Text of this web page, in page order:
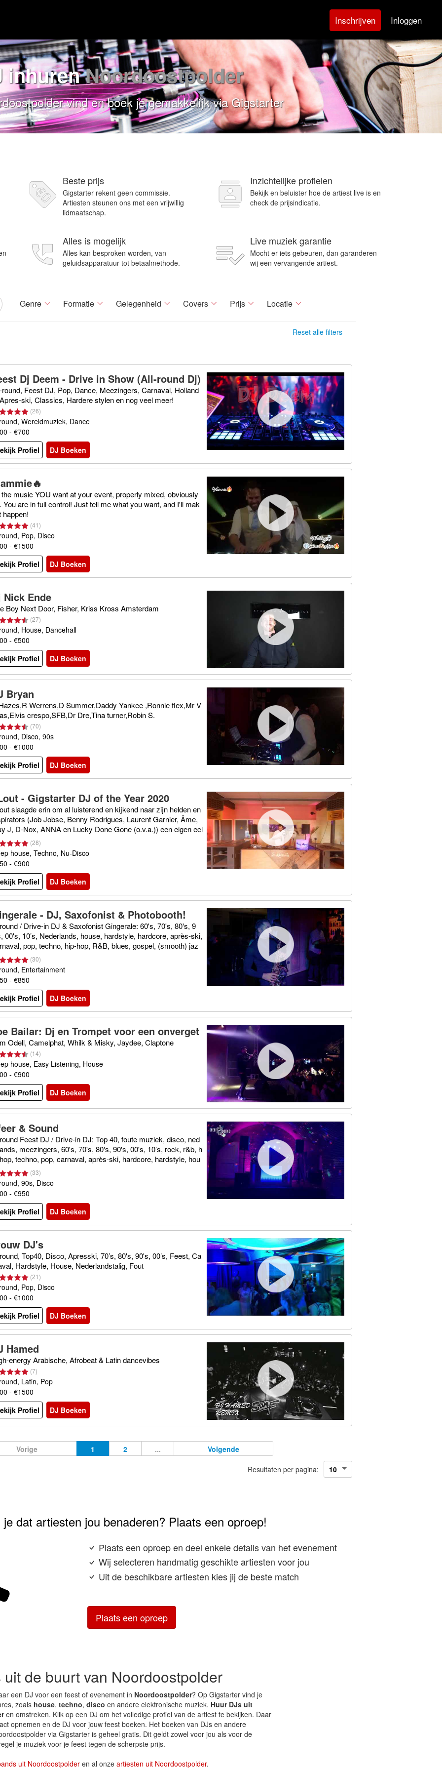
Inschrijven Inloggen
inhurenNoordoostpolder
vind en boek je gemakkelijk via Gigstarter
Beste prijs
Gigstarter rekent geen commissie.
Artiesten steunen ons met een vrijwillig
lidmaatschap.
Inzichtelijke profielen
Bekijk en beluister hoe de artiest live is en
check de prijsindicatie.
Alles is mogelijk
Alles kan besproken worden, van
geluidsapparatuur tot betaalmethode.
Live muziek garantie
Mocht er iets gebeuren, dan garanderen
wij een vervangende artiest.
Genre Formatie Gelegenheid Covers Prijs Locatie
Reset alle filters
Dj Deem - Drive in Show (All-round Dj)
round, Feest DJ, Pop, Dance, Meezingers, Carnaval, Holland
ski, Classics, Hardere stylen en nog veel meer!
(26)
Wereldmuziek, Dance
- €700
Profiel
DJ Boeken
music YOU want at your event, properly mixed, obviously
You are in full control! Just tell me what you want, and I'll mak
happen!
(41)
Pop, Disco
- €1500
Profiel
DJ Boeken
Nick Ende
Boy Next Door, Fisher, Kriss Kross Amsterdam
(27)
House, Dancehall
- €500
Profiel
DJ Boeken
Bryan
Werrens,D Summer,Daddy Yankee ,Ronnie flex,Mr V
crespo,SFB,Dr Dre,Tina turner,Robin S.
(70)
Disco, 90s
- €1000
Profiel
DJ Boeken
- Gigstarter DJ of the Year 2020
slaagde erin om al luisterend en kijkend naar zijn helden en
(Job Jobse, Benny Rodrigues, Laurent Garnier, Âme,
J, D-Nox, ANNA en Lucky Done Gone (o.v.a.)) een eigen ecl
sound te belichamen. DUS: Elke klus durft ie aan!
(28)
house, Techno, Nu-Disco
- €900
Profiel
DJ Boeken
- DJ, Saxofonist & Photobooth!
/ Drive-in DJ & Saxofonist Gingerale: 60's, 70's, 80's, 9
00's, 10’s, Nederlands, house, hardstyle, hardcore, après-ski,
pop, techno, hip-hop, R&B, blues, gospel, (smooth) jaz
rock, rock&roll, twist, foute muziek, top 40 etc.
(30)
Entertainment
- €850
Profiel
DJ Boeken
Bailar: Dj en Trompet voor een onverget
feest
Odell, Camelphat, Whilk & Misky, Jaydee, Claptone
(14)
house, Easy Listening, House
- €900
Profiel
DJ Boeken
& Sound
Feest DJ / Drive-in DJ: Top 40, foute muziek, disco, ned
meezingers, 60's, 70's, 80's, 90's, 00's, 10’s, rock, r&b, h
techno, pop, carnaval, après-ski, hardcore, hardstyle, hou
(33)
90s, Disco
- €950
Profiel
DJ Boeken
DJ's
Top40, Disco, Apresski, 70’s, 80's, 90's, 00’s, Feest, Ca
Hardstyle, House, Nederlandstalig, Fout
(21)
Pop, Disco
- €1000
Profiel
DJ Boeken
Hamed
energy Arabische, Afrobeat & Latin dancevibes
(7)
Latin, Pop
- €1500
Profiel
DJ Boeken
Vorige 1 2 ... Volgende
Resultaten per pagina:
je dat artiesten jou benaderen? Plaats een oproep!
Plaats een oproep en deel enkele details van het evenement
Wij selecteren handmatig geschikte artiesten voor jou
Uit de beschikbare artiesten kies jij de beste match
Plaats een oproep
de buurt van Noordoostpolder
een DJ voor een feest of evenement in Noordoostpolder? Op Gigstarter vind je
zoals house, techno, disco en andere elektronische muziek. Huur DJs uit
en omstreken. Klik op een DJ om het volledige profiel van de artiest te bekijken. Daar
opnemen en de DJ voor jouw feest boeken. Het boeken van DJs en andere
via Gigstarter is geheel gratis. Dit geldt zowel voor jou als voor de
je muziek voor je feest tegen de scherpste prijs.
uit Noordoostpolderen al onze artiesten uit Noordoostpolder.